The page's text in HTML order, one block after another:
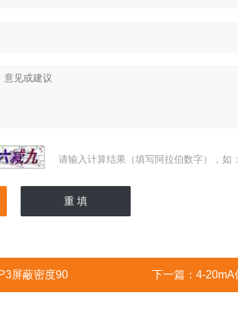
请输入计算结果（填写阿拉伯数字），如
屏蔽密度90 下一篇： 4-20mA